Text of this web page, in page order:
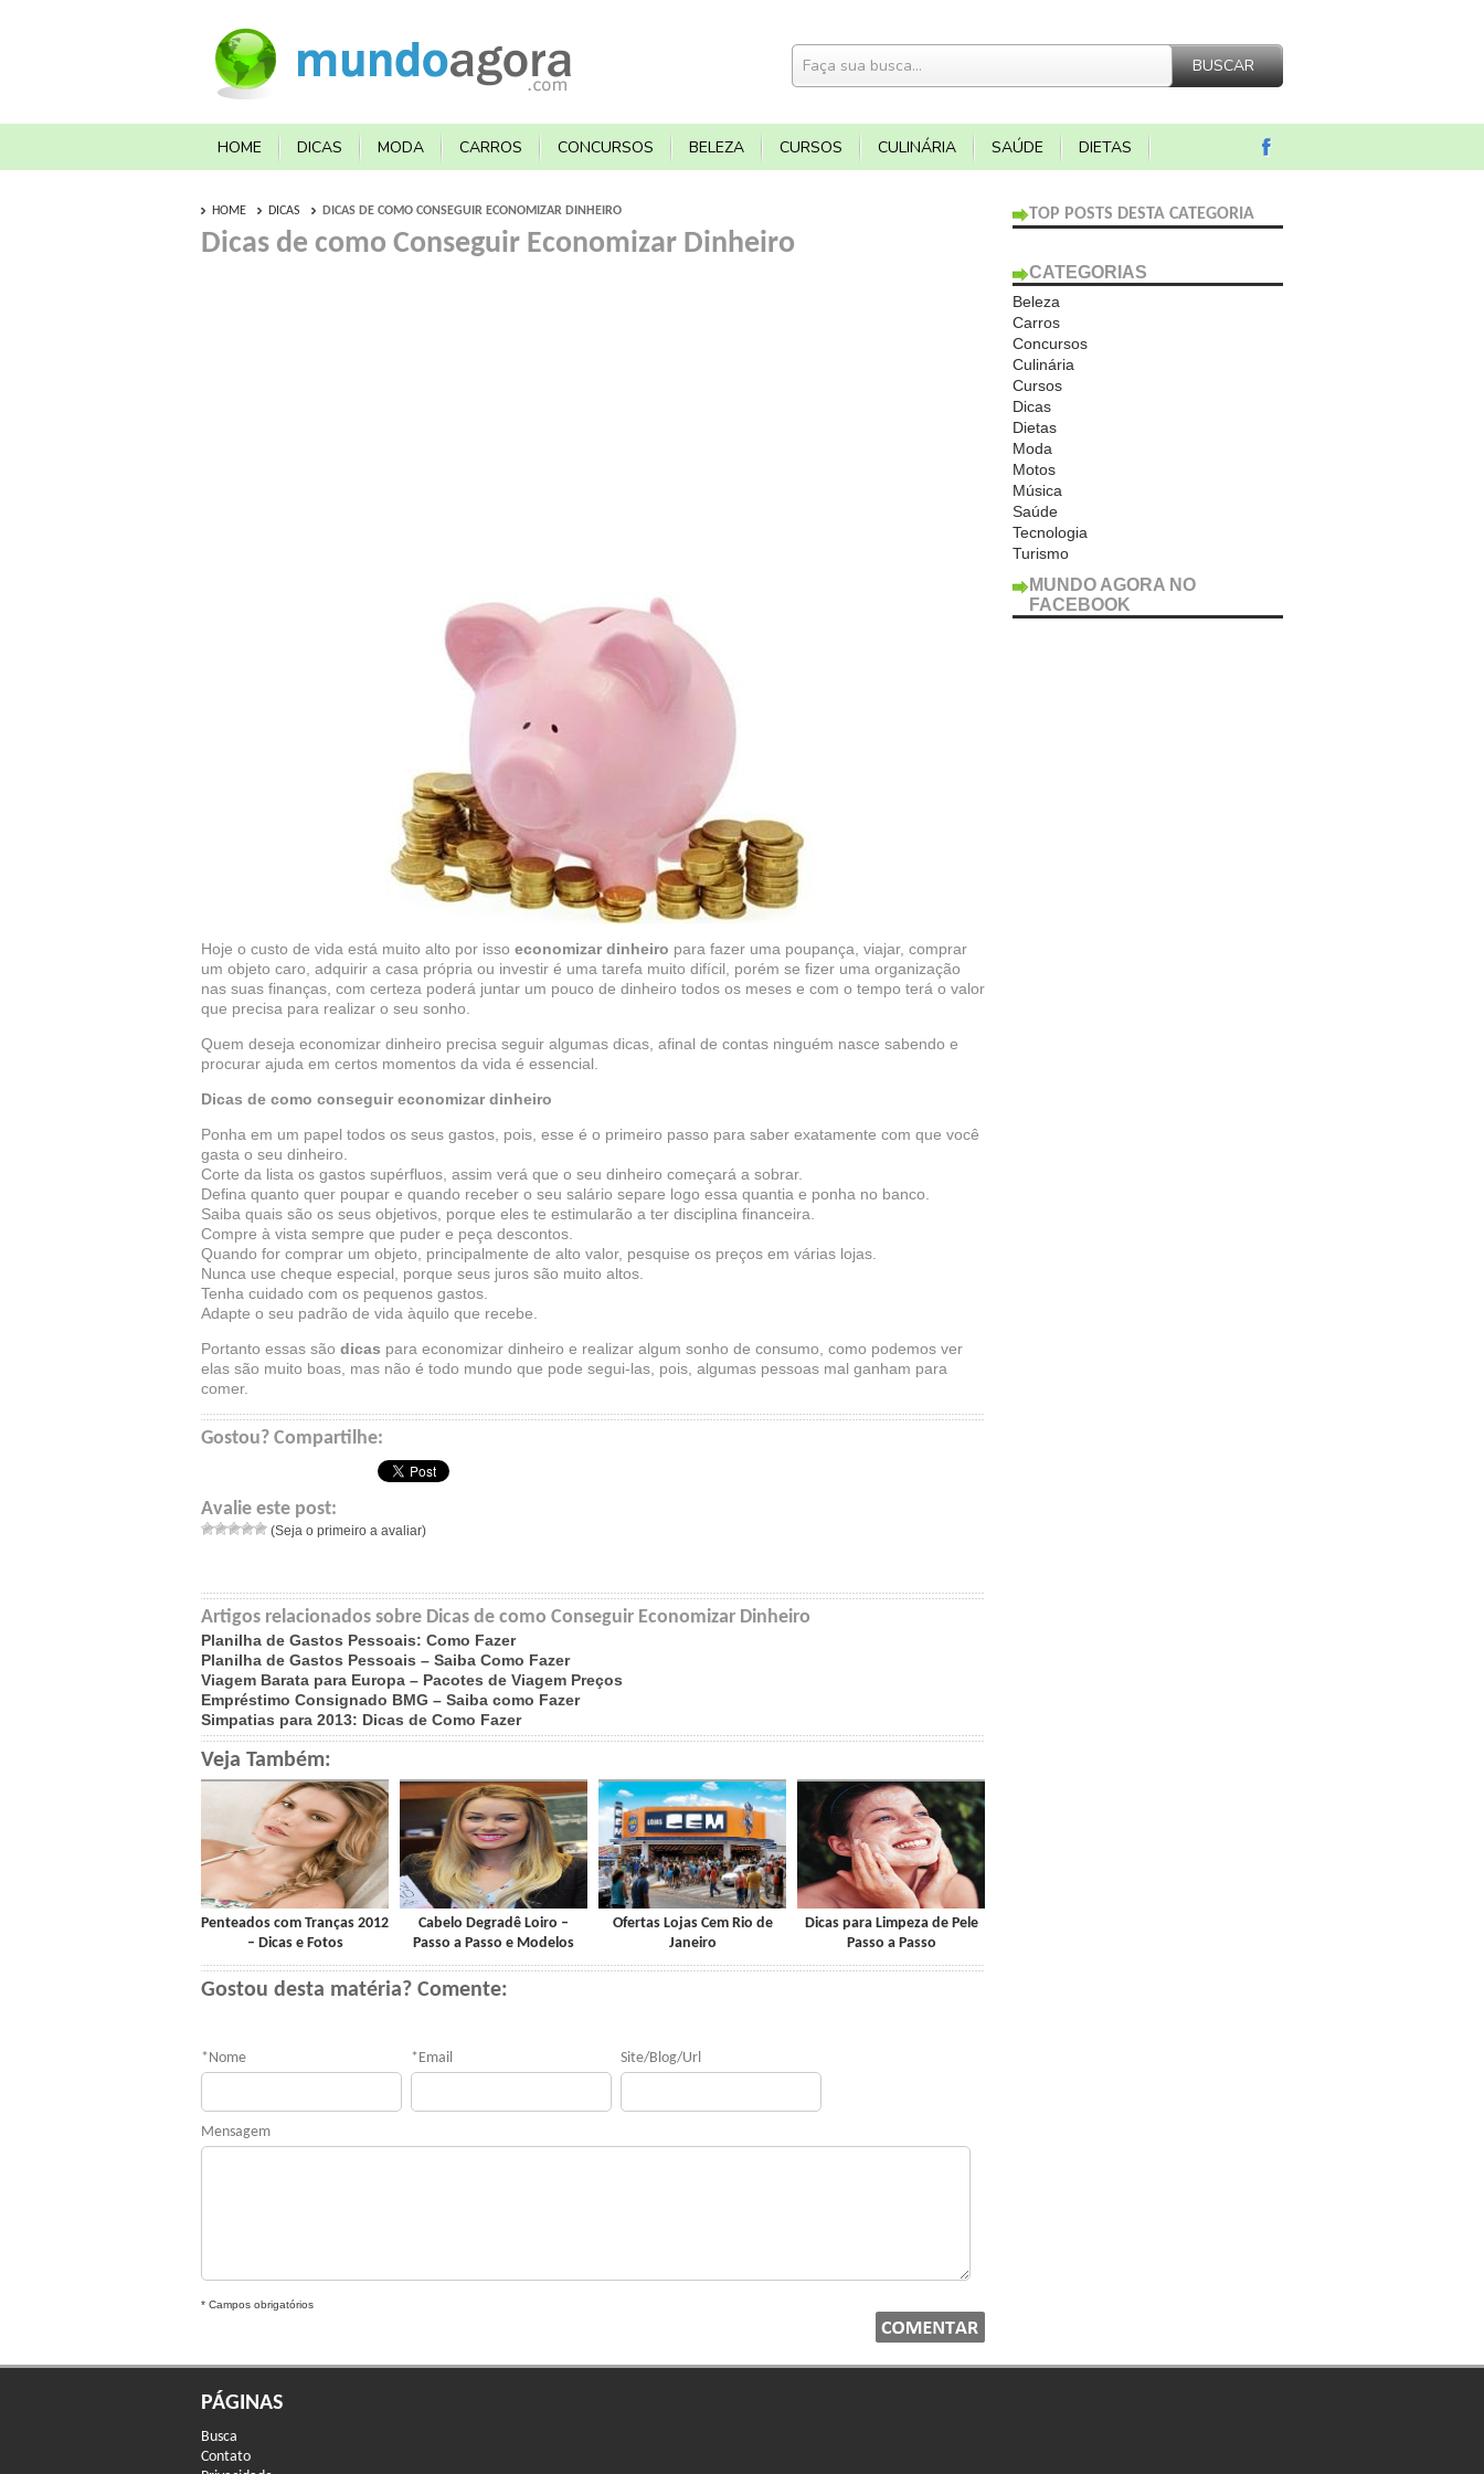
HOME DICAS MODA CARROS CONCURSOS BELEZA CURSOS CULINÁRIA SAÚDE DIETAS
HOME DICAS DICAS DE COMO CONSEGUIR ECONOMIZAR DINHEIRO
Dicas de como Conseguir Economizar Dinheiro
Hoje o custo de vida está muito alto por isso economizar dinheiro para fazer uma poupança, viajar, comprar
um objeto caro, adquirir a casa própria ou investir é uma tarefa muito difícil, porém se fizer uma organização
nas suas finanças, com certeza poderá juntar um pouco de dinheiro todos os meses e com o tempo terá o valor
que precisa para realizar o seu sonho.
Quem deseja economizar dinheiro precisa seguir algumas dicas, afinal de contas ninguém nasce sabendo e
procurar ajuda em certos momentos da vida é essencial.
Dicas de como conseguir economizar dinheiro
Ponha em um papel todos os seus gastos, pois, esse é o primeiro passo para saber exatamente com que você
gasta o seu dinheiro.
Corte da lista os gastos supérfluos, assim verá que o seu dinheiro começará a sobrar.
Defina quanto quer poupar e quando receber o seu salário separe logo essa quantia e ponha no banco.
Saiba quais são os seus objetivos, porque eles te estimularão a ter disciplina financeira.
Compre à vista sempre que puder e peça descontos.
Quando for comprar um objeto, principalmente de alto valor, pesquise os preços em várias lojas.
Nunca use cheque especial, porque seus juros são muito altos.
Tenha cuidado com os pequenos gastos.
Adapte o seu padrão de vida àquilo que recebe.
Portanto essas são dicas para economizar dinheiro e realizar algum sonho de consumo, como podemos ver
elas são muito boas, mas não é todo mundo que pode segui-las, pois, algumas pessoas mal ganham para
comer.
Gostou? Compartilhe:
Avalie este post:
(Seja o primeiro a avaliar)
Artigos relacionados sobre Dicas de como Conseguir Economizar Dinheiro
Planilha de Gastos Pessoais: Como Fazer
Planilha de Gastos Pessoais – Saiba Como Fazer
Viagem Barata para Europa – Pacotes de Viagem Preços
Empréstimo Consignado BMG – Saiba como Fazer
Simpatias para 2013: Dicas de Como Fazer
Veja Também:
Penteados com Tranças 2012
– Dicas e Fotos
Cabelo Degradê Loiro –
Passo a Passo e Modelos
Ofertas Lojas Cem Rio de
Janeiro
Dicas para Limpeza de Pele
Passo a Passo
Gostou desta matéria? Comente:
* Nome * Email Site/Blog/Url
Mensagem
* Campos obrigatórios
TOP POSTS DESTA CATEGORIA
CATEGORIAS
Beleza
Carros
Concursos
Culinária
Cursos
Dicas
Dietas
Moda
Motos
Música
Saúde
Tecnologia
Turismo
MUNDO AGORA NO
FACEBOOK
PÁGINAS
Busca
Contato